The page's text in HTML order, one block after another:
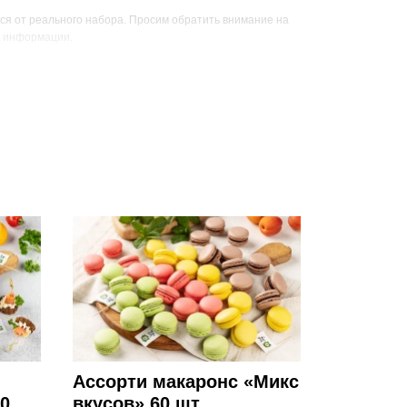
от реального набора. Просим обратить внимание на
информации.
Ассорти макаронс «Микс